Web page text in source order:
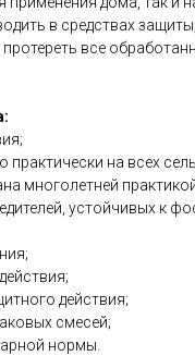
в средствах
протереть все
на всех
многолетней
устойчивых к
действия;
смесей;
нормы.